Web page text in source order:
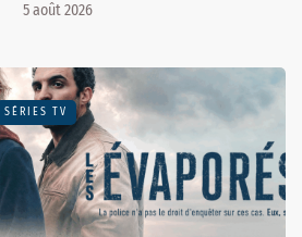
5 août 2026
SÉRIES TV